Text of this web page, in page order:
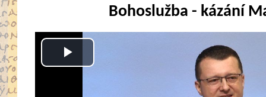
Bohoslužba - kázání
Play